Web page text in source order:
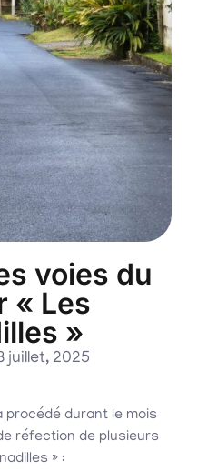
voies du
« Les
»
juillet, 2025
procédé durant le mois
réfection de plusieurs
» :